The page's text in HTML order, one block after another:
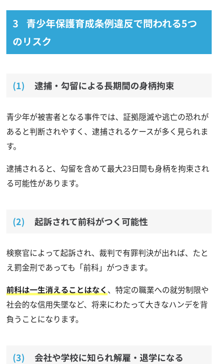
青少年保護育成条例違反で問われる5つ
のリスク
逮捕・勾留による長期間の身柄拘束
青少年が被害者となる事件では、証拠隠滅や逃亡の恐れが
あると判断されやすく、逮捕されるケースが多く見られま
す。
逮捕されると、勾留を含めて最大23日間も身柄を拘束され
る可能性があります。
起訴されて前科がつく可能性
検察官によって起訴され、裁判で有罪判決が出れば、たと
え罰金刑であっても「前科」がつきます。
前科は一生消えることはなく 、特定の職業への就労制限や
社会的な信用失墜など、将来にわたって大きなハンデを背
負うことになります。
会社や学校に知られ解雇・退学になる